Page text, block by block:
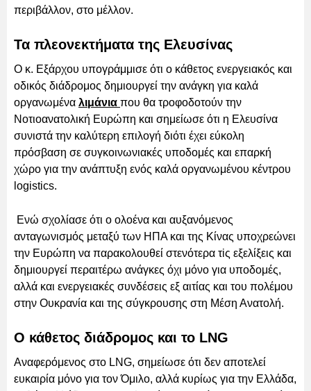
περιβάλλον, στο μέλλον.
Τα πλεονεκτήματα της Ελευσίνας
Ο κ. Εξάρχου υπογράμμισε ότι ο κάθετος ενεργειακός και
οδικός διάδρομος δημιουργεί την ανάγκη για καλά
οργανωμένα λιμάνια που θα τροφοδοτούν την
Νοτιοανατολική Ευρώπη και σημείωσε ότι η Ελευσίνα
συνιστά την καλύτερη επιλογή διότι έχει εύκολη
πρόσβαση σε συγκοινωνιακές υποδομές και επαρκή
χώρο για την ανάπτυξη ενός καλά οργανωμένου κέντρου
logistics.
Ενώ σχολίασε ότι ο ολοένα και αυξανόμενος
ανταγωνισμός μεταξύ των ΗΠΑ και της Κίνας υποχρεώνει
την Ευρώπη να παρακολουθεί στενότερα τiς εξελίξεις και
δημιουργεί περαιτέρω ανάγκες όχι μόνο για υποδομές,
αλλά και ενεργειακές συνδέσεις εξ αιτίας και του πολέμου
στην Ουκρανία και της σύγκρουσης στη Μέση Ανατολή.
Ο κάθετος διάδρομος και το LNG
Αναφερόμενος στο LNG, σημείωσε ότι δεν αποτελεί
ευκαιρία μόνο για τον Όμιλο, αλλά κυρίως για την Ελλάδα,